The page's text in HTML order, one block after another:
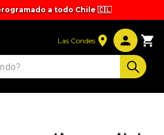
a todo Chile 🇨🇱
Las Condes